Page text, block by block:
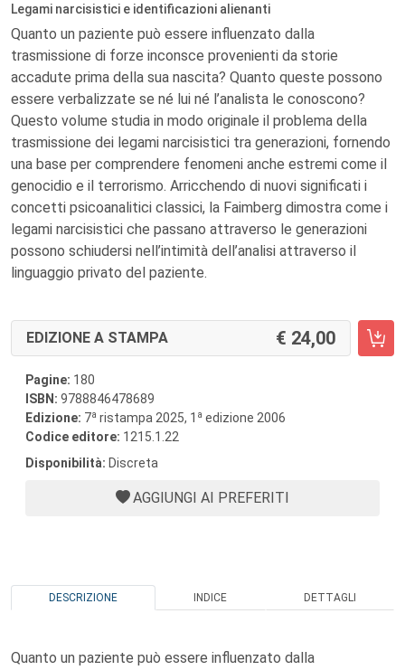
Legami narcisistici e identificazioni alienanti
Quanto un paziente può essere influenzato dalla
trasmissione di forze inconsce provenienti da storie
accadute prima della sua nascita? Quanto queste possono
essere verbalizzate se né lui né l’analista le conoscono?
Questo volume studia in modo originale il problema della
trasmissione dei legami narcisistici tra generazioni, fornendo
una base per comprendere fenomeni anche estremi come il
genocidio e il terrorismo. Arricchendo di nuovi significati i
concetti psicoanalitici classici, la Faimberg dimostra come i
legami narcisistici che passano attraverso le generazioni
possono schiudersi nell’intimità dell’analisi attraverso il
linguaggio privato del paziente.
EDIZIONE A STAMPA 24,00
Pagine: 180
ISBN: 9788846478689
Edizione: 7a ristampa 2025, 1 a edizione 2006
Codice editore: 1215.1.22
Disponibilità: Discreta
AGGIUNGI AI PREFERITI
DESCRIZIONE INDICE DETTAGLI
Quanto un paziente può essere influenzato dalla